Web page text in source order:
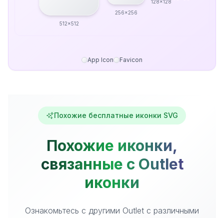
512x512
256x256
128x128
App Icon Favicon
Похожие бесплатные иконки SVG
Похожие иконки,
связанные с Outlet
иконки
Ознакомьтесь с другими Outlet с различными